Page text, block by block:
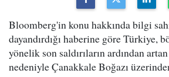
Bloomberg'in konu hakkında bilgi
dayandırdığı haberine göre Türkiye,
yönelik son saldırıların ardından
nedeniyle Çanakkale Boğazı